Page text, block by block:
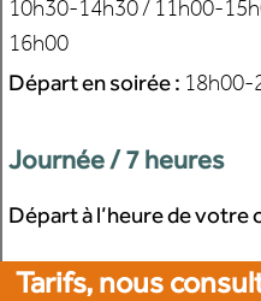
10h30-14h30 / 11h00-
16h00
Départ en soirée : 18h00-
Journée / 7 heures
Départ à l’heure de votre
Tarifs, nous